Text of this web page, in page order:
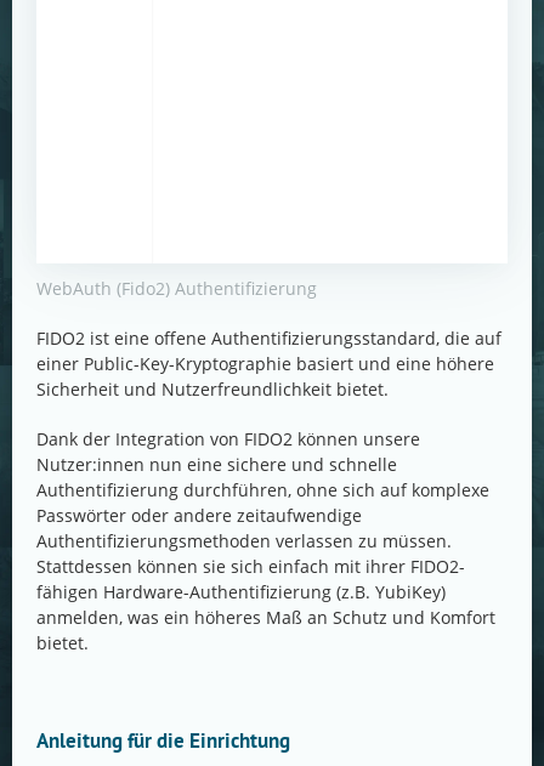
WebAuth (Fido2) Authentifizierung
FIDO2 ist eine offene Authentifizierungsstandard, die auf
einer Public-Key-Kryptographie basiert und eine höhere
Sicherheit und Nutzerfreundlichkeit bietet.
Dank der Integration von FIDO2 können unsere
Nutzer:innen nun eine sichere und schnelle
Authentifizierung durchführen, ohne sich auf komplexe
Passwörter oder andere zeitaufwendige
Authentifizierungsmethoden verlassen zu müssen.
Stattdessen können sie sich einfach mit ihrer FIDO2-
fähigen Hardware-Authentifizierung (z.B. YubiKey)
anmelden, was ein höheres Maß an Schutz und Komfort
bietet.
Anleitung für die Einrichtung